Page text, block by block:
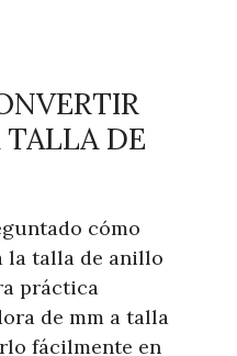
DE
cómo
la talla de anillo
práctica
de mm a talla
fácilmente en